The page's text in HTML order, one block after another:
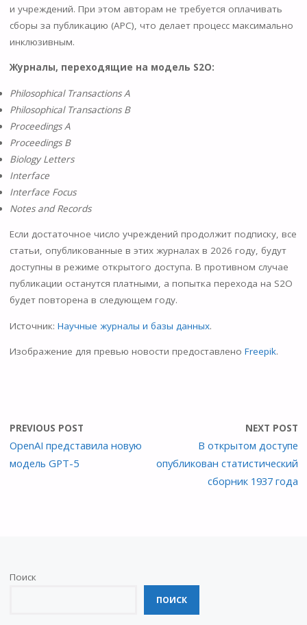
и учреждений. При этом авторам не требуется оплачивать
сборы за публикацию (APC), что делает процесс максимально
инклюзивным.
Журналы, переходящие на модель S2O:
Philosophical Transactions A
Philosophical Transactions B
Proceedings A
Proceedings B
Biology Letters
Interface
Interface Focus
Notes and Records
Если достаточное число учреждений продолжит подписку, все
статьи, опубликованные в этих журналах в 2026 году, будут
доступны в режиме открытого доступа. В противном случае
публикации останутся платными, а попытка перехода на S2O
будет повторена в следующем году.
Источник: Научные журналы и базы данных.
Изображение для превью новости предоставлено Freepik.
PREVIOUS POST
OpenAI представила новую
модель GPT-5
NEXT POST
В открытом доступе
опубликован статистический
сборник 1937 года
Поиск
ПОИСК